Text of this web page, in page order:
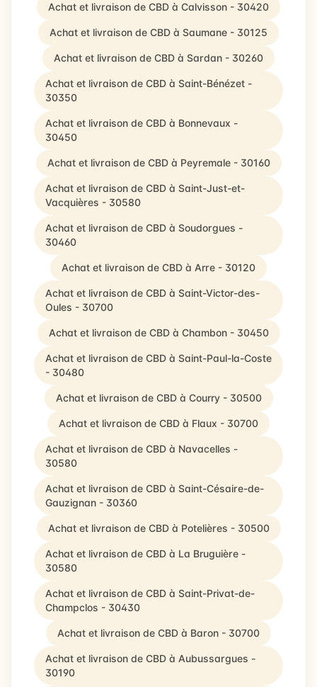
Achat et livraison de CBD à Calvisson - 30420
Achat et livraison de CBD à Saumane - 30125
Achat et livraison de CBD à Sardan - 30260
Achat et livraison de CBD à Saint-Bénézet -
30350
Achat et livraison de CBD à Bonnevaux -
30450
Achat et livraison de CBD à Peyremale - 30160
Achat et livraison de CBD à Saint-Just-et-
Vacquières - 30580
Achat et livraison de CBD à Soudorgues -
30460
Achat et livraison de CBD à Arre - 30120
Achat et livraison de CBD à Saint-Victor-des-
Oules - 30700
Achat et livraison de CBD à Chambon - 30450
Achat et livraison de CBD à Saint-Paul-la-Coste
- 30480
Achat et livraison de CBD à Courry - 30500
Achat et livraison de CBD à Flaux - 30700
Achat et livraison de CBD à Navacelles -
30580
Achat et livraison de CBD à Saint-Césaire-de-
Gauzignan - 30360
Achat et livraison de CBD à Potelières - 30500
Achat et livraison de CBD à La Bruguière -
30580
Achat et livraison de CBD à Saint-Privat-de-
Champclos - 30430
Achat et livraison de CBD à Baron - 30700
Achat et livraison de CBD à Aubussargues -
30190